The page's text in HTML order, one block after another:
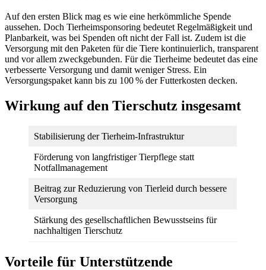
Auf den ersten Blick mag es wie eine herkömmliche Spende
aussehen. Doch Tierheimsponsoring bedeutet Regelmäßigkeit und
Planbarkeit, was bei Spenden oft nicht der Fall ist. Zudem ist die
Versorgung mit den Paketen für die Tiere kontinuierlich, transparent
und vor allem zweckgebunden. Für die Tierheime bedeutet das eine
verbesserte Versorgung und damit weniger Stress. Ein
Versorgungspaket kann bis zu 100 % der Futterkosten decken.
Wirkung auf den Tierschutz insgesamt
Stabilisierung der Tierheim-Infrastruktur
Förderung von langfristiger Tierpflege statt
Notfallmanagement
Beitrag zur Reduzierung von Tierleid durch bessere
Versorgung
Stärkung des gesellschaftlichen Bewusstseins für
nachhaltigen Tierschutz
Vorteile für Unterstützende